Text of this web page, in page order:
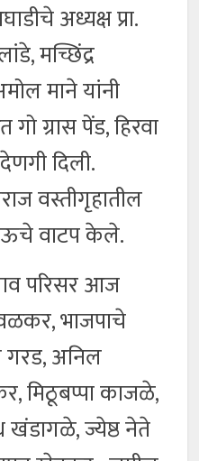
अध्यक्ष प्रा.
मच्छिंद्र
माने यांनी
ग्रास पेंड, हिरवा
दिली.
वस्तीगृहातील
वाटप केले.
परिसर आज
भाजपाचे
गरड, अनिल
मिठूबप्पा काजळे,
ज्येष्ठ नेते